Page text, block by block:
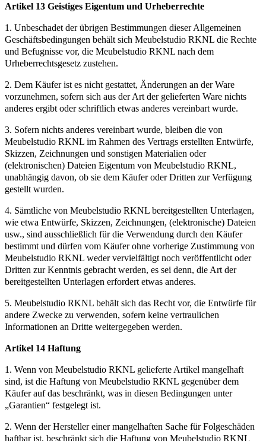
Artikel 13 Geistiges Eigentum und Urheberrechte
1. Unbeschadet der übrigen Bestimmungen dieser Allgemeinen
Geschäftsbedingungen behält sich Meubelstudio RKNL die Rechte
und Befugnisse vor, die Meubelstudio RKNL nach dem
Urheberrechtsgesetz zustehen.
2. Dem Käufer ist es nicht gestattet, Änderungen an der Ware
vorzunehmen, sofern sich aus der Art der gelieferten Ware nichts
anderes ergibt oder schriftlich etwas anderes vereinbart wurde.
3. Sofern nichts anderes vereinbart wurde, bleiben die von
Meubelstudio RKNL im Rahmen des Vertrags erstellten Entwürfe,
Skizzen, Zeichnungen und sonstigen Materialien oder
(elektronischen) Dateien Eigentum von Meubelstudio RKNL,
unabhängig davon, ob sie dem Käufer oder Dritten zur Verfügung
gestellt wurden.
4. Sämtliche von Meubelstudio RKNL bereitgestellten Unterlagen,
wie etwa Entwürfe, Skizzen, Zeichnungen, (elektronische) Dateien
usw., sind ausschließlich für die Verwendung durch den Käufer
bestimmt und dürfen vom Käufer ohne vorherige Zustimmung von
Meubelstudio RKNL weder vervielfältigt noch veröffentlicht oder
Dritten zur Kenntnis gebracht werden, es sei denn, die Art der
bereitgestellten Unterlagen erfordert etwas anderes.
5. Meubelstudio RKNL behält sich das Recht vor, die Entwürfe für
andere Zwecke zu verwenden, sofern keine vertraulichen
Informationen an Dritte weitergegeben werden.
Artikel 14 Haftung
1. Wenn von Meubelstudio RKNL gelieferte Artikel mangelhaft
sind, ist die Haftung von Meubelstudio RKNL gegenüber dem
Käufer auf das beschränkt, was in diesen Bedingungen unter
„Garantien“ festgelegt ist.
2. Wenn der Hersteller einer mangelhaften Sache für Folgeschäden
haftbar ist, beschränkt sich die Haftung von Meubelstudio RKNL